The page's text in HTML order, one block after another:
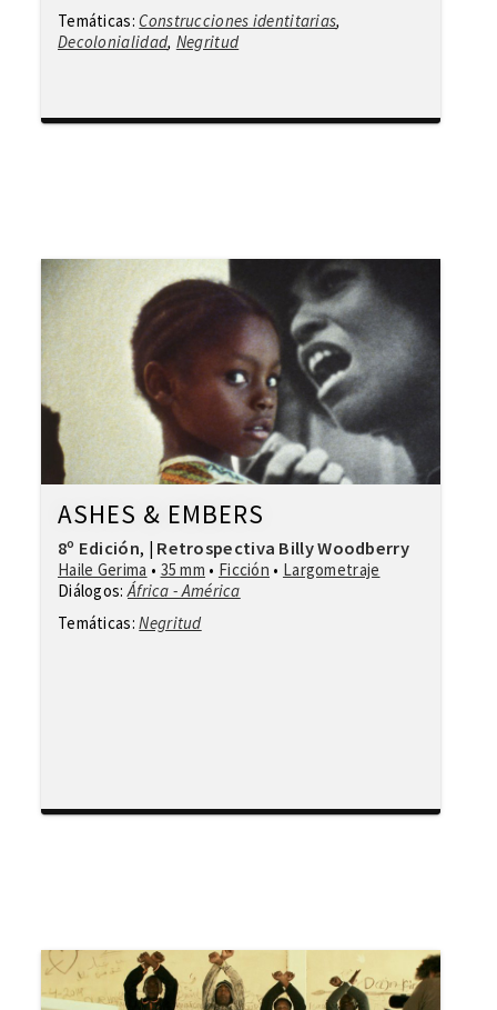
Temáticas: Construcciones identitarias,
Decolonialidad, Negritud
ASHES & EMBERS
8º Edición, | Retrospectiva Billy Woodberry
Haile Gerima • 35 mm • Ficción • Largometraje
Diálogos:África - América
Temáticas: Negritud